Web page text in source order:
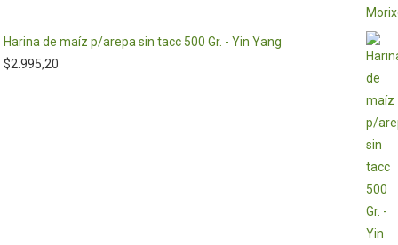
Harina de maíz p/arepa sin tacc 500 Gr. - Yin Yang
$2.995,20